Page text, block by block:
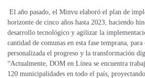
El año pasado, el Minvu elaboró el plan de
horizonte de cinco años hasta 2023, haciendo
desarrollo tecnológico y agilizar la
cantidad de comunas en esta fase temprana,
personalizada el progreso y la transformación
“Actualmente, DOM en Línea se encuentra
120 municipalidades en todo el país,